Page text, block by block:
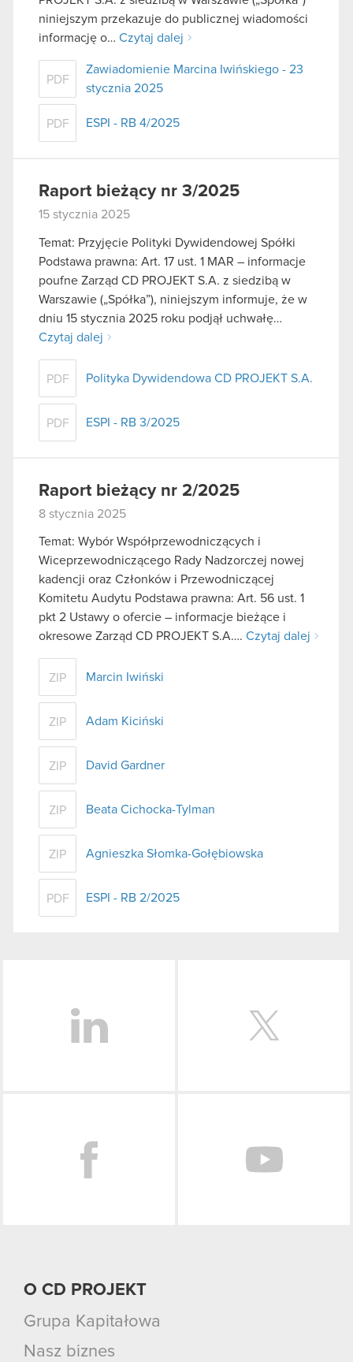
niniejszym przekazuje do publicznej wiadomości
informację o… Czytaj dalej
PDF
Zawiadomienie Marcina Iwińskiego - 23
stycznia 2025
PDF ESPI - RB 4/2025
Raport bieżący nr 3/2025
15 stycznia 2025
Temat: Przyjęcie Polityki Dywidendowej Spółki
Podstawa prawna: Art. 17 ust. 1 MAR – informacje
poufne Zarząd CD PROJEKT S.A. z siedzibą w
Warszawie („Spółka”), niniejszym informuje, że w
dniu 15 stycznia 2025 roku podjął uchwałę…
Czytaj dalej
PDF Polityka Dywidendowa CD PROJEKT S.A.
PDF ESPI - RB 3/2025
Raport bieżący nr 2/2025
8 stycznia 2025
Temat: Wybór Współprzewodniczących i
Wiceprzewodniczącego Rady Nadzorczej nowej
kadencji oraz Członków i Przewodniczącej
Komitetu Audytu Podstawa prawna: Art. 56 ust. 1
pkt 2 Ustawy o ofercie – informacje bieżące i
okresowe Zarząd CD PROJEKT S.A…. Czytaj dalej
ZIP Marcin Iwiński
ZIP Adam Kiciński
ZIP David Gardner
ZIP Beata Cichocka-Tylman
ZIP Agnieszka Słomka-Gołębiowska
PDF ESPI - RB 2/2025
O CD PROJEKT
Grupa Kapitałowa
Nasz biznes